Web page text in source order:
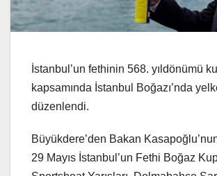
İstanbul’un fethinin 568. yıldönümü
kapsamında İstanbul Boğazı’nda
düzenlendi.
Büyükdere’den Bakan
29 Mayıs İstanbul’un Fethi Boğaz